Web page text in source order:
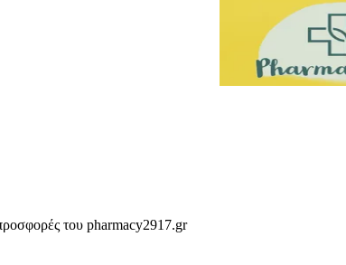
του pharmacy2917.gr